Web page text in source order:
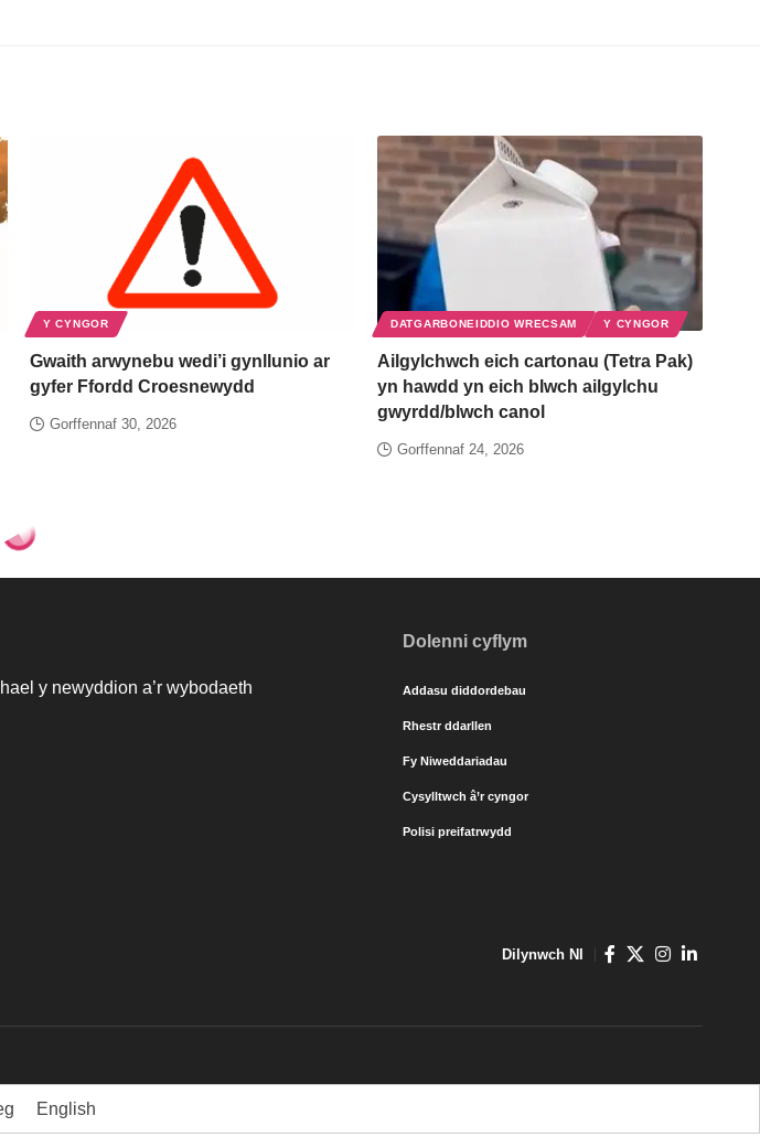
Y CYNGOR
Gwaith arwynebu wedi’i gynllunio ar
gyfer Ffordd Croesnewydd
Gorffennaf 30, 2026
DATGARBONEIDDIO WRECSAM Y CYNGOR
Ailgylchwch eich cartonau (Tetra Pak)
yn hawdd yn eich blwch ailgylchu
gwyrdd/blwch canol
Gorffennaf 24, 2026
y newyddion a’r wybodaeth
Dolenni cyflym
Addasu diddordebau
Rhestr ddarllen
Fy Niweddariadau
Cysylltwch â’r cyngor
Polisi preifatrwydd
Dilynwch NI
English